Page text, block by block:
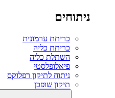
ניתוחים
כריתת ערמונית
כריתת כליה
השתלת כליה
פיאלופלסטי
ניתוח לתיקון רפלוקס
תיקון שופכן